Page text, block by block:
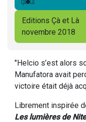
Editions Çà et Là
novembre 2018
"Helcio s’est alors
Manufatora avait
victoire était déjà
Librement inspirée
Les lumières de